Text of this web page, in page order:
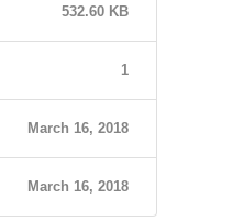
532.60 KB
1
March 16, 2018
March 16, 2018